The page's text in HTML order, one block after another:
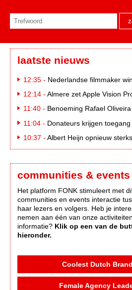
laatste nieuws
12:35 - Nederlandse filmmaker wint Student
12:14 - Almere zet Apple Vision Pro in
11:40 - Benoeming Rafael Oliveira tot CEO
11:04 - Donateurs krijgen toegang tot diepgaandere
10:37 - Albert Heijn opnieuw sterkste
communities & events
Het platform FONK stimuleert met
communities en events interactie
haar lezers en volgers. Heb je
nemen aan één van onze
informatie? Klik op een van de
hieronder.
Coolest Dutch
Female Agency